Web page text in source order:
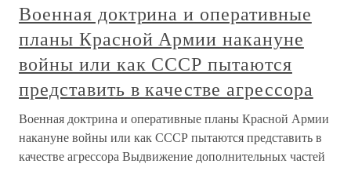
Военная доктрина и оперативные
планы Красной Армии накануне
войны или как СССР пытаются
представить в качестве агрессора
Военная доктрина и оперативные планы Красной Армии
накануне войны или как СССР пытаются представить в
качестве агрессора Выдвижение дополнительных частей